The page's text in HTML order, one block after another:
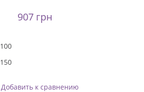
907 грн
100
150
Добавить к сравнению